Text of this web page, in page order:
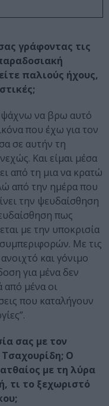
γράφοντας τις
παλιούς ήχους,
να βρω αυτό
που έχω για τον
σε αυτήν τη
Και είμαι μέσα
από τη μια να κρατώ
από την ημέρα που
την ψευδαίσθηση
πως
με την υποκρισία
Με τις
και γόνιμο
για μένα δεν
από μένα οι
που καταλήγουν
σας με τον
Ο
με τη λύρα
τι το ξεχωριστό